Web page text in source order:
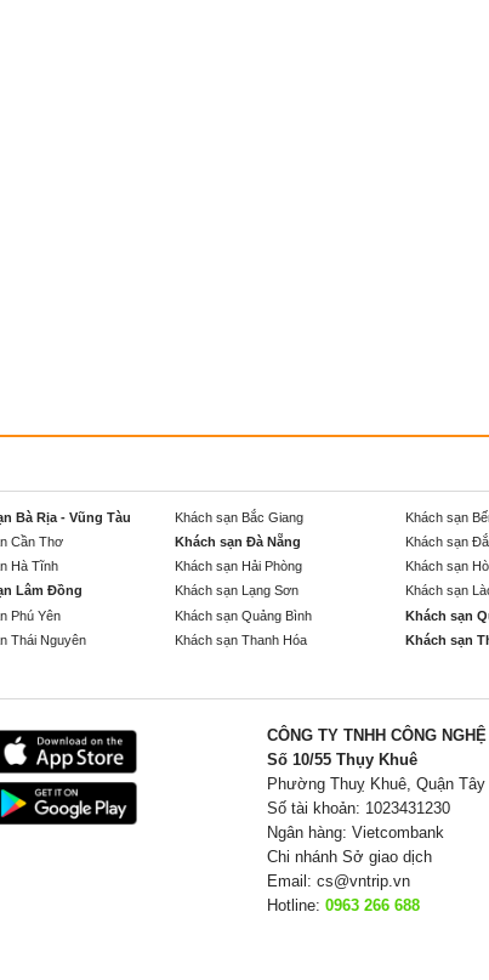
Bà Rịa - Vũng Tàu Khách sạn Bắc Giang Khách sạn
Cần Thơ Khách sạn Đà Nẵng Khách sạn
Hà Tĩnh Khách sạn Hải Phòng Khách sạn
Lâm Đồng Khách sạn Lạng Sơn Khách sạn
Phú Yên Khách sạn Quảng Bình Khách sạn
Thái Nguyên Khách sạn Thanh Hóa Khách sạn
CÔNG TY TNHH CÔNG
Số 10/55 Thụy Khuê
Phường Thuỵ Khuê, Quận
Số tài khoản: 1023431230
Ngân hàng: Vietcombank
Chi nhánh Sở giao dịch
Email: cs@vntrip.vn
Hotline: 0963 266 688